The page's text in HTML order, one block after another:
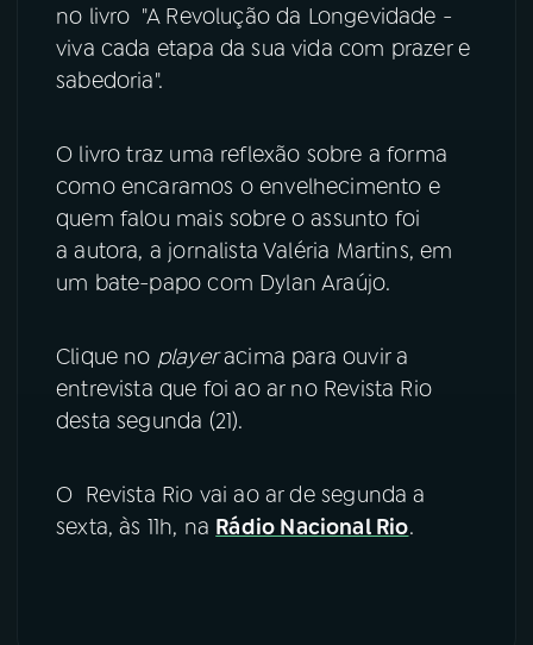
TikTok
no livro "A Revolução da Longevidade -
viva cada etapa da sua vida com prazer e
sabedoria".
O livro traz uma reflexão sobre a forma
como encaramos o envelhecimento e
quem falou mais sobre o assunto foi
a autora, a jornalista Valéria Martins, em
um bate-papo com Dylan Araújo.
Clique no playeracima para ouvir a
entrevista que foi ao ar no Revista Rio
desta segunda (21).
O Revista Rio vai ao ar de segunda a
sexta, às 11h, na Rádio Nacional Rio.